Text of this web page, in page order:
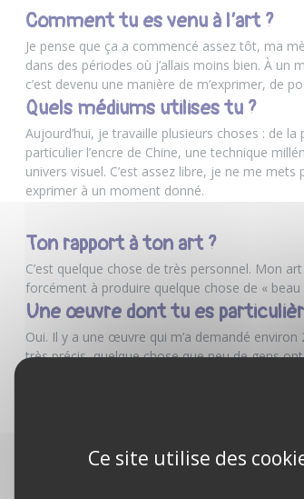
Comment tu es venu à l’art ?
Je pense que ça a commencé assez tôt, ma
dans des périodes où j’allais moins bien. À un
c’est devenu une manière de m’exprimer, de
Quels médiums utilises tu ?
Aujourd’hui, je travaille plusieurs choses : de
particulier l’encre de Chine, une technique
univers visuel. C’est assez libre, je ne me
exprimer à un moment donné.
Ton rapport à ton art ?
C’est quelque chose de très personnel. Mon
forcément à produire quelque chose de «
Une œuvre dont tu es
Oui. Il y a une œuvre qui m’a demandé
très précis, quelque chose que peu de gens
de vivre de mon art et de pouvoir exposer
Ce site utilise des